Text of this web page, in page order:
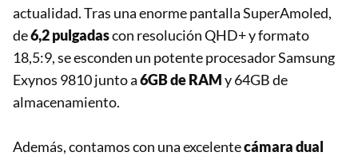
actualidad. Tras una enorme pantalla SuperAmoled,
de6,2 pulgadascon resolución QHD+ y formato
18,5:9, se esconden un potente procesador Samsung
Exynos 9810 junto a6GB de RAMy 64GB de
almacenamiento.
Además, contamos con una excelentecámara dual